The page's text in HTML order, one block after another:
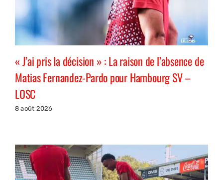
« J’ai pris la décision » : La raison de l’absence de
Matias Fernandez-Pardo pour Hambourg SV –
LOSC
8 août 2026